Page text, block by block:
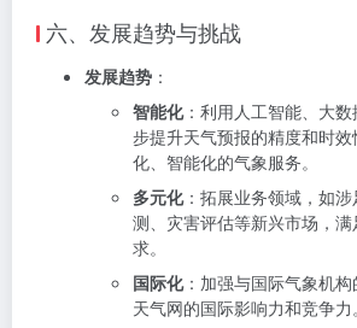
六、发展趋势与挑战
发展趋势 ：
智能化：利用人工智能、大
步提升天气预报的精度和时
化、智能化的气象服务。
多元化：拓展业务领域，如
测、灾害评估等新兴市场，
求。
国际化：加强与国际气象机
天气网的国际影响力和竞争力。